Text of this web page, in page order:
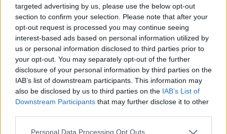
targeted advertising by us, please use the below opt-out
section to confirm your selection. Please note that after your
opt-out request is processed you may continue seeing
interest-based ads based on personal information utilized by
us or personal information disclosed to third parties prior to
your opt-out. You may separately opt-out of the further
disclosure of your personal information by third parties on the
IAB’s list of downstream participants. This information may
also be disclosed by us to third parties on the IAB’s List of
Downstream Participants that may further disclose it to other
Please note that this website/app uses one or more Google
Personal Data Processing Opt Outs